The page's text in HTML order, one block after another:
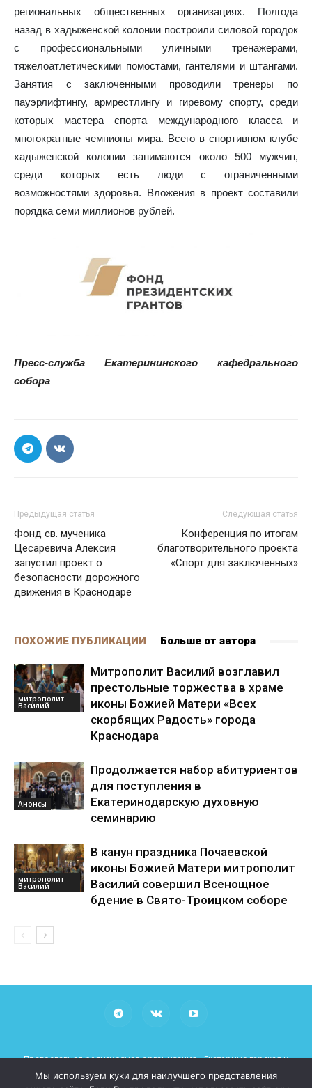
региональных общественных организациях. Полгода
назад в хадыженской колонии построили силовой городок
с профессиональными уличными тренажерами,
тяжелоатлетическими помостами, гантелями и штангами.
Занятия с заключенными проводили тренеры по
пауэрлифтингу, армрестлингу и гиревому спорту, среди
которых мастера спорта международного класса и
многократные чемпионы мира. Всего в спортивном клубе
хадыженской колонии занимаются около 500 мужчин,
среди которых есть люди с ограниченными
возможностями здоровья. Вложения в проект составили
порядка семи миллионов рублей.
Пресс-служба Екатерининского кафедрального
собора
Предыдущая статья
Фонд св. мученика
Цесаревича Алексия
запустил проект о
безопасности дорожного
движения в Краснодаре
Следующая статья
Конференция по итогам
благотворительного проекта
«Спорт для заключенных»
ПОХОЖИЕ ПУБЛИКАЦИИ Больше от автора
митрополит
Василий
Митрополит Василий возглавил
престольные торжества в храме
иконы Божией Матери «Всех
скорбящих Радость» города
Краснодара
Анонсы
Продолжается набор абитуриентов
для поступления в
Екатеринодарскую духовную
семинарию
митрополит
Василий
В канун праздника Почаевской
иконы Божией Матери митрополит
Василий совершил Всенощное
бдение в Свято-Троицком соборе
Православная религиозная организация «Екатеринодарская и
Кубанская Епархия Русской Православной Церкви (Московский
Мы используем куки для наилучшего представления